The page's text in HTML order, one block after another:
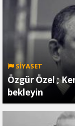
SİYASET
Özgür Özel ;
bekleyin